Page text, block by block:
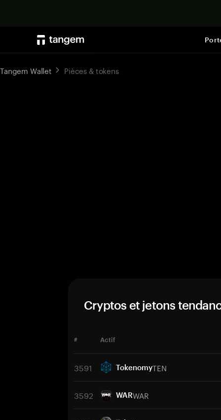
Tangem Wallet Pièces & tokens
Cryptos et jetons
# Actif
3591 TokenomyTEN
3592 WARWAR